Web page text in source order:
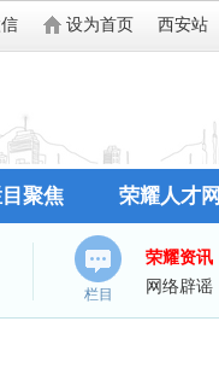
设为首页 西安站
聚焦 荣耀人才网
栏目
荣耀资讯
网络辟谣
谈婚论嫁